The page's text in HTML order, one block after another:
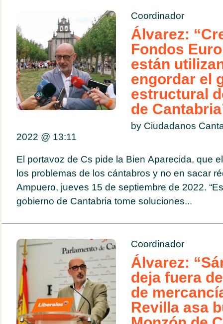
Coordinador
Álvarez:
Fondos
están
engordar el
estructural
de
by Ciudadanos
2022 @ 13:11
El portavoz de Cs pide la Bien Aparecida, que
los problemas de los cántabros y no en sacar
Ampuero, jueves 15 de septiembre de 2022.
gobierno de Cantabria tome soluciones...
Coordinador
Álvarez:
deja fuera
de
Revilla asa